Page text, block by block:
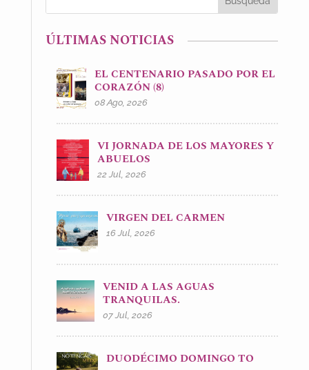
ÚLTIMAS NOTICIAS
EL CENTENARIO PASADO POR EL
CORAZÓN (8)
08 Ago, 2026
VI JORNADA DE LOS MAYORES Y
ABUELOS
22 Jul, 2026
VIRGEN DEL CARMEN
16 Jul, 2026
VENID A LAS AGUAS
TRANQUILAS.
07 Jul, 2026
DUODÉCIMO DOMINGO TO